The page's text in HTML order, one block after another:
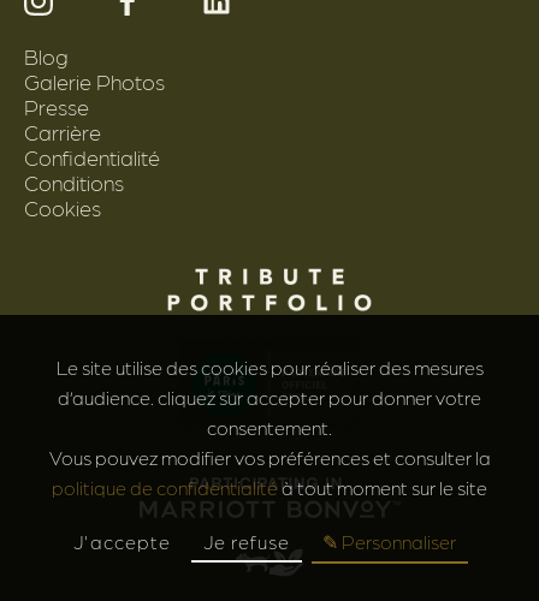
Blog
Galerie Photos
Presse
Carrière
Confidentialité
Conditions
Cookies
Le site utilise des cookies pour réaliser des mesures
d’audience. cliquez sur accepter pour donner votre
consentement.
Vous pouvez modifier vos préférences et consulter la
politique de confidentialité à tout moment sur le site
J'accepte Je refuse ✎ Personnaliser